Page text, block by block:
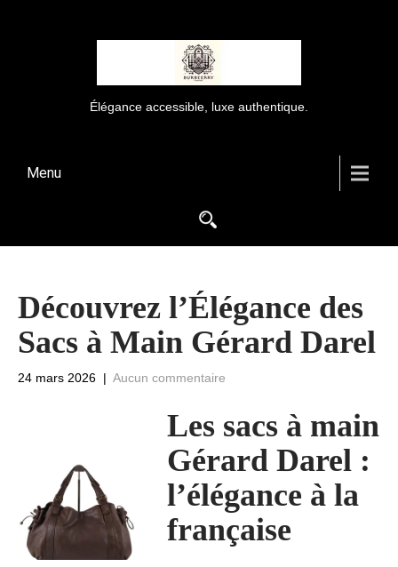
Élégance accessible, luxe authentique.
Menu
Découvrez l’Élégance des
Sacs à Main Gérard Darel
24 mars 2026 | Aucun commentaire
Les sacs à main
Gérard Darel :
l’élégance à la
française